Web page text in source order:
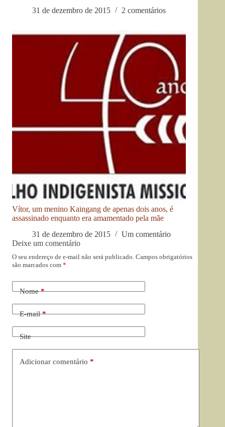
31 de dezembro de 2015
2 comentários
Vítor, um menino Kaingang de apenas dois anos, é
assassinado enquanto era amamentado pela mãe
31 de dezembro de 2015
Um comentário
Deixe um comentário
O seu endereço de e-mail não será publicado. Campos obrigatórios
são marcados com *
Nome*
E-mail*
Site
Adicionar comentário *